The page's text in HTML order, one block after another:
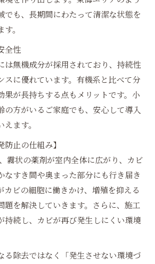
でも、長期間にわたって清潔な状態を
。
全性
は無機成分が採用されており、持続性
スに優れています。有機系と比べて分
果が長持ちする点もメリットです。小
の方がいるご家庭でも、安心して導入
ます。
防止の仕組み】
霧状の薬剤が室内全体に広がり、カビ
なすき間や奥まった部分にも行き届き
カビの細胞に働きかけ、増殖を抑える
題を解決していきます。さらに、施工
持続し、カビが再び発生しにくい環境
る除去ではなく「発生させない環境づ